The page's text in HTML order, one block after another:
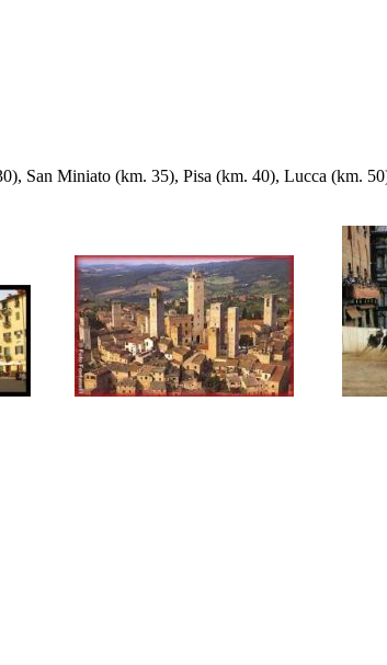
San Miniato (km. 35), Pisa (km. 40), Lucca (km.